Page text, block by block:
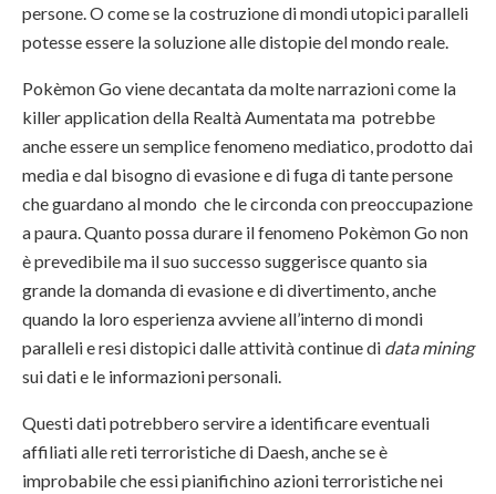
persone. O come se la costruzione di mondi utopici paralleli
potesse essere la soluzione alle distopie del mondo reale.
Pokèmon Go viene decantata da molte narrazioni come la
killer application della Realtà Aumentata ma potrebbe
anche essere un semplice fenomeno mediatico, prodotto dai
media e dal bisogno di evasione e di fuga di tante persone
che guardano al mondo che le circonda con preoccupazione
a paura. Quanto possa durare il fenomeno Pokèmon Go non
è prevedibile ma il suo successo suggerisce quanto sia
grande la domanda di evasione e di divertimento, anche
quando la loro esperienza avviene all’interno di mondi
paralleli e resi distopici dalle attività continue di data mining
sui dati e le informazioni personali.
Questi dati potrebbero servire a identificare eventuali
affiliati alle reti terroristiche di Daesh, anche se è
improbabile che essi pianifichino azioni terroristiche nei